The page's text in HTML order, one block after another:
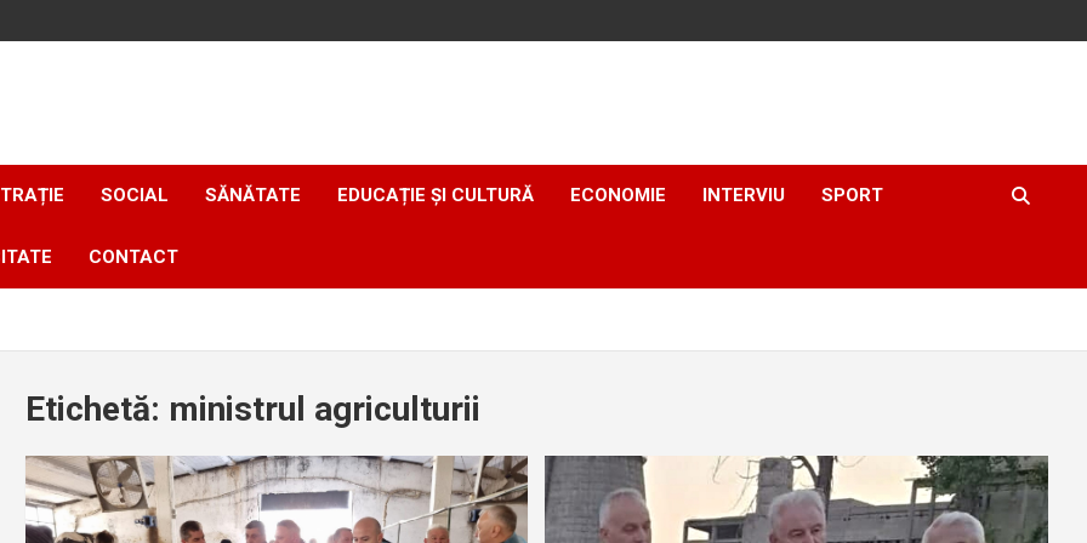
SOCIAL SĂNĂTATE EDUCAȚIE ȘI CULTURĂ ECONOMIE INTERVIU SPORT
CONTACT
Etichetă: ministrul agriculturii